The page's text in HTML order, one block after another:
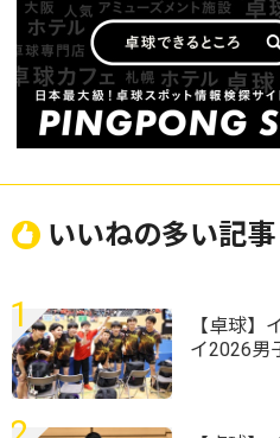
いいねの多い記事
1
【卓球】
イ2026男